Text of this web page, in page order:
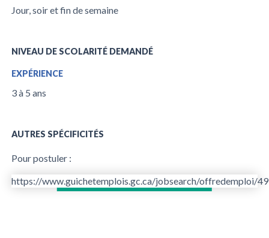
Jour, soir et fin de semaine
NIVEAU DE SCOLARITÉ DEMANDÉ
EXPÉRIENCE
3 à 5 ans
AUTRES SPÉCIFICITÉS
Pour postuler :
https://www.guichetemplois.gc.ca/jobsearch/offredemploi/